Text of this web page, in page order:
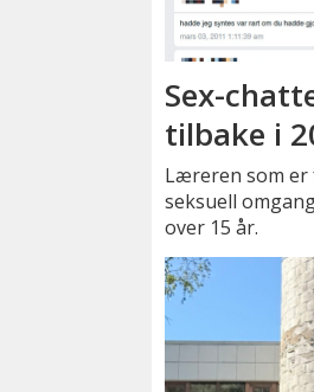
Sex-
tilbake i
Læreren som
seksuell
over 15 år.